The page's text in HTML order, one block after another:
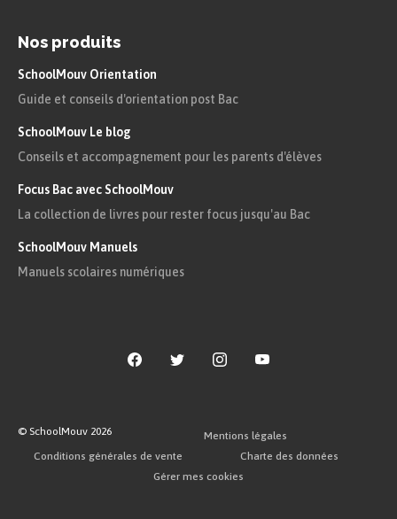
Nos produits
SchoolMouv Orientation
Guide et conseils d'orientation post Bac
SchoolMouv Le blog
Conseils et accompagnement pour les parents d'élèves
Focus Bac avec SchoolMouv
La collection de livres pour rester focus jusqu'au Bac
SchoolMouv Manuels
Manuels scolaires numériques
© SchoolMouv 2026
Mentions légales
Conditions générales de vente
Charte des données
Gérer mes cookies